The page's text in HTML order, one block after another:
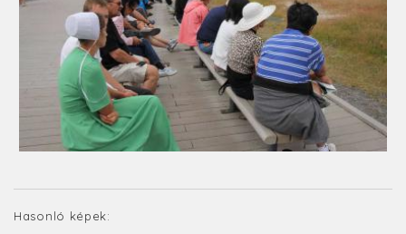
Hasonló képek: